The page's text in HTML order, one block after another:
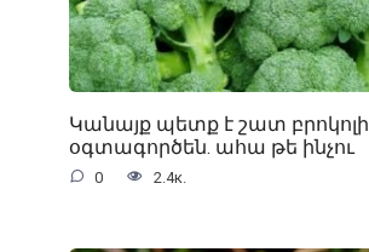
Կանայք պետք է շատ բրոկոլի
օգտագործեն. ահա թե ինչու
0 2.4к.